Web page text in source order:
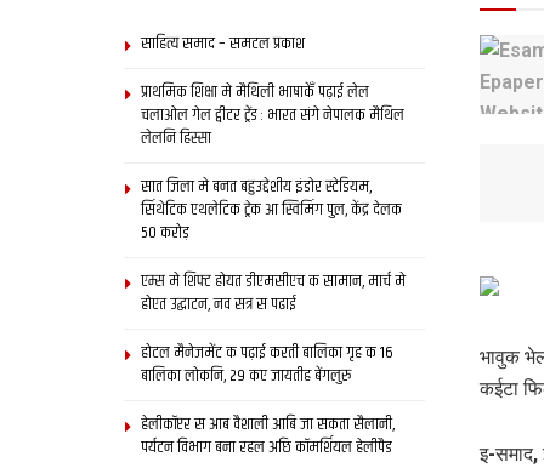
भावुक
कईटा
इ-समाद,
साहित्य समाद – समटल प्रकाश
प्राथमिक शि‍क्षा मे मैथि‍ली भाषाकेँ पढ़ाई लेल
चलाओल गेल ट्वीटर ट्रेंड : भारत संगे नेपालक मैथिल
लेलनि हिस्सा
सात जिला मे बनत बहुउद्देशीय इंडोर स्‍टेडि‍यम,
सिंथेटिक एथलेटिक ट्रेक आ स्विमिंग पुल, केंद्र देलक
50 करोड़
एम्स मे शिफ्ट होयत डीएमसीएच क सामान, मार्च मे
होएत उद्घाटन, नव सत्र स पढाई
होटल मैनेजमेंट क पढ़ाई करती बालिका गृह क 16
बालिका लोकनि, 29 कए जायतीह बेंगलुरु
हेलीकॉप्टर स आब वैशाली आबि जा सकता सैलानी,
पर्यटन विभाग बना रहल अछि कॉमर्शियल हेलीपैड